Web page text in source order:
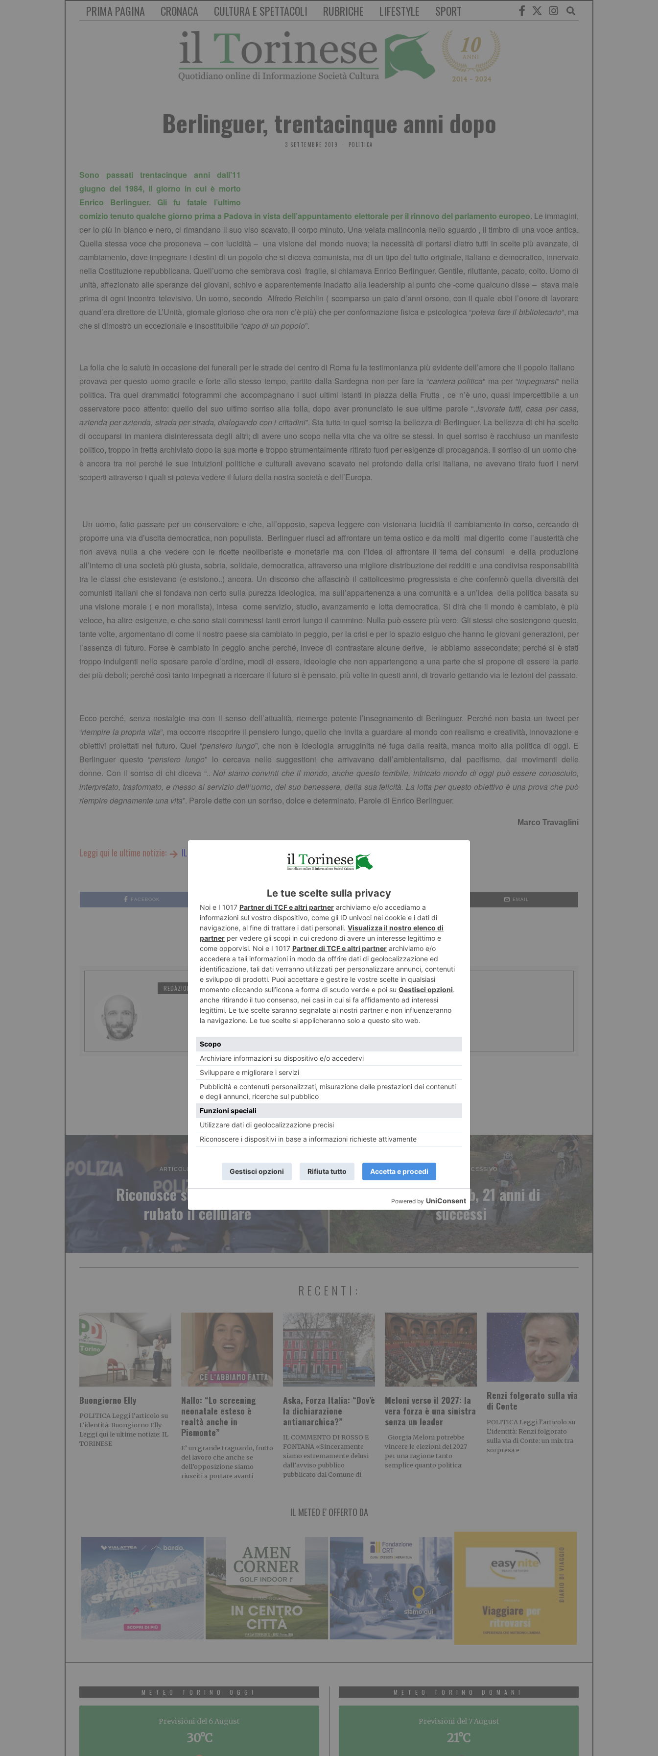
PRIMA PAGINA CRONACA CULTURA E SPETTACOLI RUBRICHE LIFESTYLE SPORT
Berlinguer, trentacinque anni dopo
3 SETTEMBRE 2019 POLITICA
Sono passati trentacinque anni dall’11
giugno del 1984, il giorno in cui è morto
Enrico Berlinguer. Gli fu fatale l’ultimo
comizio tenuto qualche giorno prima a Padova in vista dell’appuntamento elettorale per il rinnovo del parlamento europeo. Le immagini,
per lo più in bianco e nero, ci rimandano il suo viso scavato, il corpo minuto. Una velata malinconia nello sguardo , il timbro di una voce antica.
Quella stessa voce che proponeva – con lucidità – una visione del mondo nuova; la necessità di portarsi dietro tutti in scelte più avanzate, di
cambiamento, dove impegnare i destini di un popolo che si diceva comunista, ma di un tipo del tutto originale, italiano e democratico, innervato
nella Costituzione repubblicana. Quell’uomo che sembrava così fragile, si chiamava Enrico Berlinguer. Gentile, riluttante, pacato, colto. Uomo di
unità, affezionato alle speranze dei giovani, schivo e apparentemente inadatto alla leadership al punto che -come qualcuno disse – stava male
prima di ogni incontro televisivo. Un uomo, secondo Alfredo Reichlin ( scomparso un paio d’anni orsono, con il quale ebbi l’onore di lavorare
quand’era direttore de L’Unità, giornale glorioso che ora non c’è più) che per conformazione fisica e psicologica “poteva fare il bibliotecario”, ma
che si dimostrò un eccezionale e insostituibile “capo di un popolo”.
La folla che lo salutò in occasione dei funerali per le strade del centro di Roma fu la testimonianza più evidente dell’amore che il popolo italiano
provava per questo uomo gracile e forte allo stesso tempo, partito dalla Sardegna non per fare la “carriera politica” ma per “impegnarsi” nella
politica. Tra quei drammatici fotogrammi che accompagnano i suoi ultimi istanti in piazza della Frutta , ce n’è uno, quasi impercettibile a un
osservatore poco attento: quello del suo ultimo sorriso alla folla, dopo aver pronunciato le sue ultime parole “..lavorate tutti, casa per casa,
azienda per azienda, strada per strada, dialogando con i cittadini”. Sta tutto in quel sorriso la bellezza di Berlinguer. La bellezza di chi ha scelto
di occuparsi in maniera disinteressata degli altri; di avere uno scopo nella vita che va oltre se stessi. In quel sorriso è racchiuso un manifesto
politico, troppo in fretta archiviato dopo la sua morte e troppo strumentalmente ritirato fuori per esigenze di propaganda. Il sorriso di un uomo che
è ancora tra noi perché le sue intuizioni politiche e culturali avevano scavato nel profondo della crisi italiana, ne avevano tirato fuori i nervi
scoperti attraverso i quali si poteva vedere il futuro della nostra società e dell’Europa.
Un uomo, fatto passare per un conservatore e che, all’opposto, sapeva leggere con visionaria lucidità il cambiamento in corso, cercando di
proporre una via d’uscita democratica, non populista. Berlinguer riuscì ad affrontare un tema ostico e da molti mal digerito come l’austerità che
non aveva nulla a che vedere con le ricette neoliberiste e monetarie ma con l’idea di affrontare il tema dei consumi e della produzione
all’interno di una società più giusta, sobria, solidale, democratica, attraverso una migliore distribuzione dei redditi e una condivisa responsabilità
tra le classi che esistevano (e esistono..) ancora. Un discorso che affascinò il cattolicesimo progressista e che confermò quella diversità dei
comunisti italiani che si fondava non certo sulla purezza ideologica, ma sull’appartenenza a una comunità e a un’idea della politica basata su
una visione morale ( e non moralista), intesa come servizio, studio, avanzamento e lotta democratica. Si dirà che il mondo è cambiato, è più
veloce, ha altre esigenze, e che sono stati commessi tanti errori lungo il cammino. Nulla può essere più vero. Gli stessi che sostengono questo,
tante volte, argomentano di come il nostro paese sia cambiato in peggio, per la crisi e per lo spazio esiguo che hanno le giovani generazioni, per
l’assenza di futuro. Forse è cambiato in peggio anche perché, invece di contrastare alcune derive, le abbiamo assecondate; perché si è stati
troppo indulgenti nello sposare parole d’ordine, modi di essere, ideologie che non appartengono a una parte che si propone di essere la parte
dei più deboli; perché così tanto impegnati a ricercare il futuro si è pensato, più volte in questi anni, di trovarlo gettando via le lezioni del passato.
Ecco perché, senza nostalgie ma con il senso dell’attualità, riemerge potente l’insegnamento di Berlinguer. Perché non basta un tweet per
“riempire la propria vita”, ma occorre riscoprire il pensiero lungo, quello che invita a guardare al mondo con realismo e creatività, innovazione e
obiettivi proiettati nel futuro. Quel “pensiero lungo”, che non è ideologia arrugginita né fuga dalla realtà, manca molto alla politica di oggi. E
Berlinguer questo “pensiero lungo” lo cercava nelle suggestioni che arrivavano dall’ambientalismo, dal pacifismo, dai movimenti delle
donne. Con il sorriso di chi diceva “..Noi siamo convinti che il mondo, anche questo terribile, intricato mondo di oggi può essere conosciuto,
interpretato, trasformato, e messo al servizio dell’uomo, del suo benessere, della sua felicità. La lotta per questo obiettivo è una prova che può
riempire degnamente una vita”. Parole dette con un sorriso, dolce e determinato. Parole di Enrico Berlinguer.
Marco Travaglini
Leggi qui le ultime notizie: IL TORINESE
FACEBOOK WHATSAPP EMAIL
SAPEVA LEGGERE CON VISIONARIA LUCIDITÀ IL CAMBIAMENTO IN CORSO
REDAZIONE IL TORINESE POST RECENTI
ARTICOLO PRECEDENTE
Riconosce sul bus chi le ha
rubato il cellulare
ARTICOLO SUCCESSIVO
Prevostura Mtb, 21 anni di
successi
RECENTI:
Buongiorno Elly
POLITICA Leggi l’articolo su
L’identità: Buongiorno Elly
Leggi qui le ultime notizie: IL
TORINESE
Nallo: “Lo screening
neonatale esteso è
realtà anche in
Piemonte”
E’ un grande traguardo, frutto
del lavoro che anche se
dell’opposizione siamo
riusciti a portare avanti
Aska, Forza Italia: “Dov’è
la dichiarazione
antianarchica?”
IL COMMENTO DI ROSSO E
FONTANA «Sinceramente
siamo estremamente delusi
dall’avviso pubblico
pubblicato dal Comune di
Meloni verso il 2027: la
vera forza è una sinistra
senza un leader
Giorgia Meloni potrebbe
vincere le elezioni del 2027
per una ragione tanto
semplice quanto politica:
Renzi folgorato sulla via
di Conte
POLITICA Leggi l’articolo su
L’identità: Renzi folgorato
sulla via di Conte: un mix tra
sorpresa e
IL METEO E' OFFERTO DA
METEO TORINO OGGI
Previsioni del 6 August
30°C
METEO TORINO DOMANI
Previsioni del 7 August
21°C